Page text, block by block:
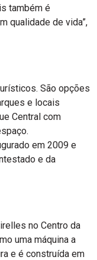
também é
qualidade de vida”,
São opções
e locais
Central com
em 2009 e
e da
no Centro da
uma máquina a
e é construída em